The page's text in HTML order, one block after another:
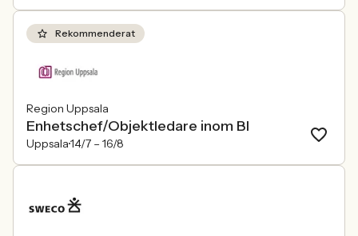
Rekommenderat
Region Uppsala
Enhetschef/Objektledare inom BI
Uppsala14/7 – 16/8